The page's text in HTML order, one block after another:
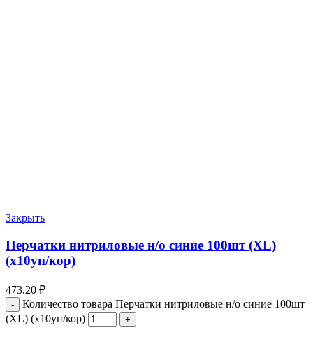
Закрыть
Перчатки нитриловые н/о синие 100шт (ХL)
(х10уп/кор)
473.20 ₽
Количество товара Перчатки нитриловые н/о синие 100шт
(ХL) (х10уп/кор)